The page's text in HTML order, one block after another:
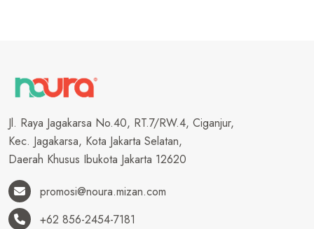
Jl. Raya Jagakarsa No.40, RT.7/RW.4, Ciganjur,
Kec. Jagakarsa, Kota Jakarta Selatan,
Daerah Khusus Ibukota Jakarta 12620
promosi@noura.mizan.com
+62 856-2454-7181